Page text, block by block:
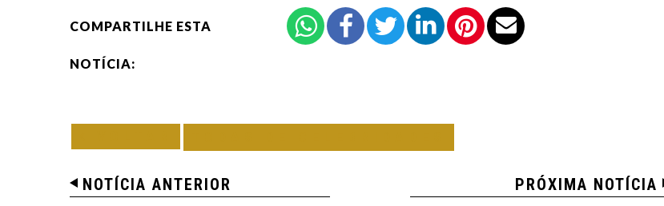
COMPARTILHE ESTA
NOTÍCIA:
NOTÍCIA ANTERIOR
PRÓXIMA NOTÍCIA